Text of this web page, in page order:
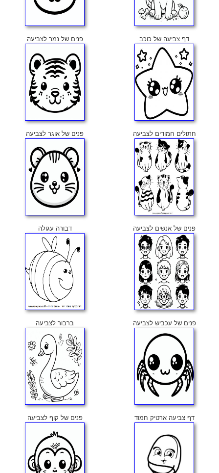
דף צביעה של כוכב פנים של נמר לצביעה
חתולים חמודים לצביעה פנים של אוגר לצביעה
פנים של אנשים לצביעה דבורה עגולה
פנים של עכביש לצביעה ברבור לצביעה
דף צביעה ארטיק חמוד פנים של קוף לצביעה